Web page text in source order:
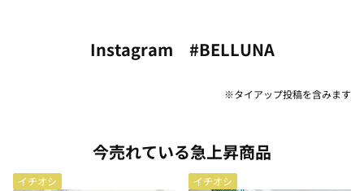
Instagram #BELLUNA
※タイアップ投稿を含みます
今売れている急上昇商品
イチオシ イチオシ